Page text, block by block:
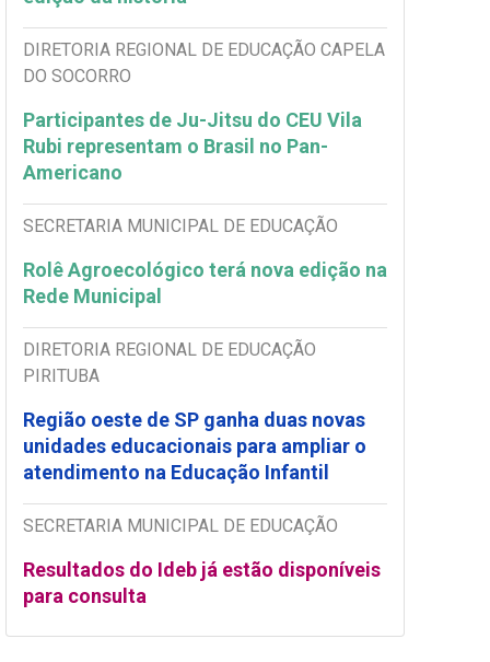
DIRETORIA REGIONAL DE EDUCAÇÃO CAPELA
DO SOCORRO
Participantes de Ju-Jitsu do CEU Vila
Rubi representam o Brasil no Pan-
Americano
SECRETARIA MUNICIPAL DE EDUCAÇÃO
Rolê Agroecológico terá nova edição na
Rede Municipal
DIRETORIA REGIONAL DE EDUCAÇÃO
PIRITUBA
Região oeste de SP ganha duas novas
unidades educacionais para ampliar o
atendimento na Educação Infantil
SECRETARIA MUNICIPAL DE EDUCAÇÃO
Resultados do Ideb já estão disponíveis
para consulta